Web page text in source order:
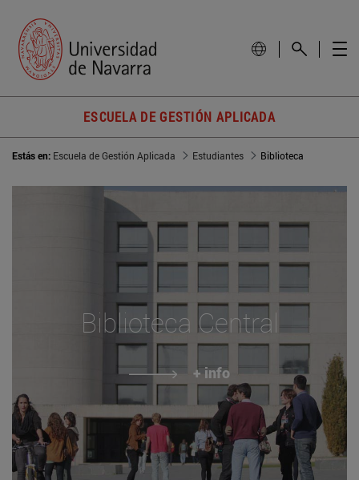
ESCUELA DE GESTIÓN APLICADA
Estás en: Escuela de Gestión Aplicada Estudiantes Biblioteca
Biblioteca Central
+ info